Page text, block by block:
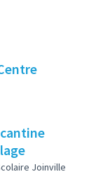
Joinville